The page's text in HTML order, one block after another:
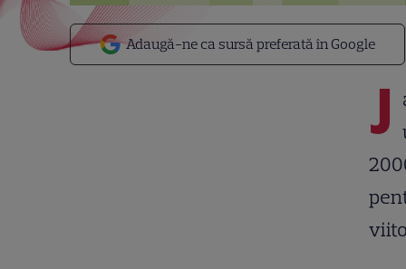
Adaugă-ne ca sursă preferată în Google
J